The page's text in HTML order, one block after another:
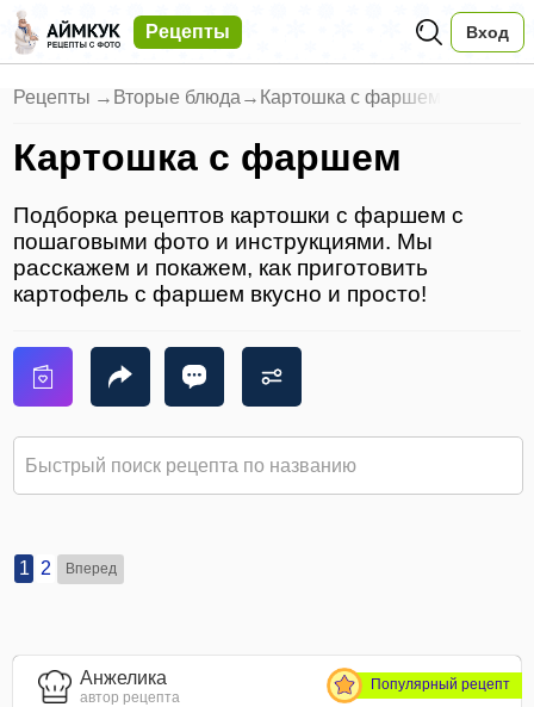
Рецепты Вход
Рецепты → Вторые блюда → Картошка с фаршем
Картошка с фаршем
Подборка рецептов картошки с фаршем с
пошаговыми фото и инструкциями. Мы
расскажем и покажем, как приготовить
картофель с фаршем вкусно и просто!
1 2 Вперед
Анжелика
автор рецепта
Популярный рецепт